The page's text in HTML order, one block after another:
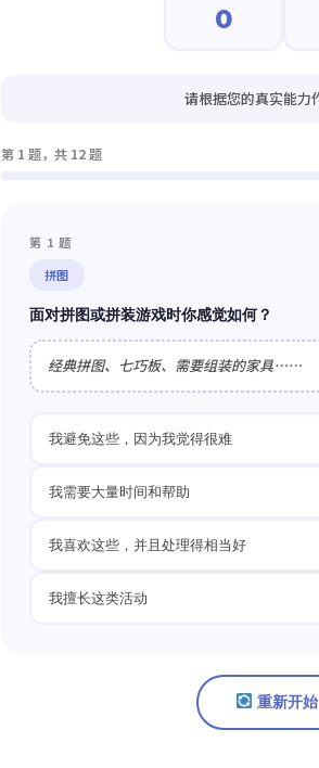
0
请根据您的真实能力
第 1 题，共 12 题
第 1 题
拼图
面对拼图或拼装游戏时你感觉如何？
经典拼图、七巧板、需要组装的家具……
我避免这些，因为我觉得很难
我需要大量时间和帮助
我喜欢这些，并且处理得相当好
我擅长这类活动
重新开始